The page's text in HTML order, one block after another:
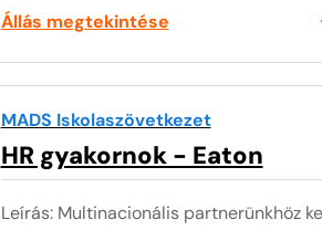
Állás megtekintése
MADS Iskolaszövetkezet
HR gyakornok - Eaton
Leírás: Multinacionális partnerünkhöz